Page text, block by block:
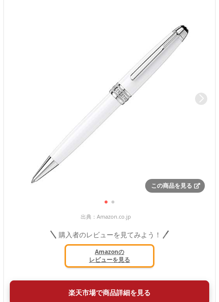
この商品を見る
出典： Amazon.co.jp
購入者のレビューを見てみよう！
Amazonの
レビューを見る
楽天市場で商品詳細を見る